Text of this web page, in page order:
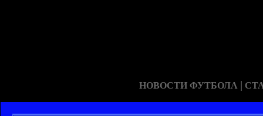
НОВОСТИ ФУТБОЛА |